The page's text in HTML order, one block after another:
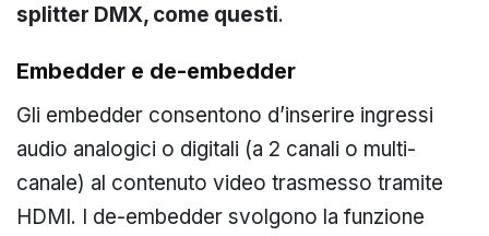
splitter DMX, come questi.
Embedder e de-embedder
Gli embedder consentono d’inserire ingressi
audio analogici o digitali (a 2 canali o multi-
canale) al contenuto video trasmesso tramite
HDMI. I de-embedder svolgono la funzione